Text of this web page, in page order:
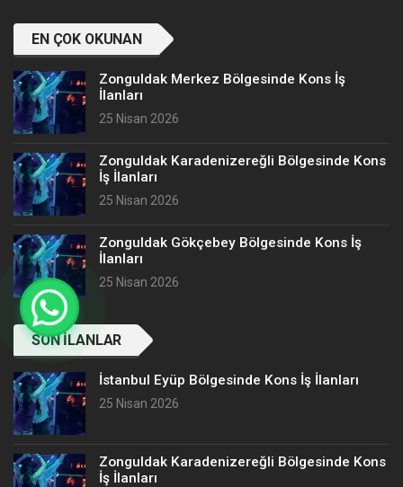
EN ÇOK OKUNAN
Zonguldak Merkez Bölgesinde Kons İş
İlanları
25 Nisan 2026
Zonguldak Karadenizereğli Bölgesinde Kons
İş İlanları
25 Nisan 2026
Zonguldak Gökçebey Bölgesinde Kons İş
İlanları
25 Nisan 2026
SON İLANLAR
İstanbul Eyüp Bölgesinde Kons İş İlanları
25 Nisan 2026
Zonguldak Karadenizereğli Bölgesinde Kons
İş İlanları